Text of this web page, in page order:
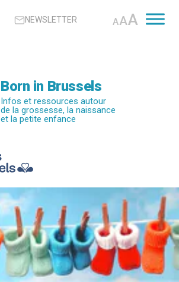
NEWSLETTER AAA
Born in Brussels
Infos et ressources autour
de la grossesse, la naissance
et la petite enfance